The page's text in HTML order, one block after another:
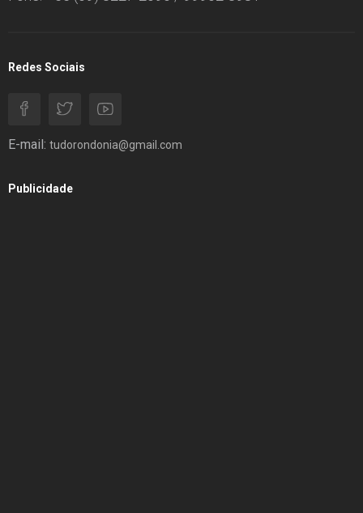
Redes Sociais
E-mail: tudorondonia@gmail.com
Publicidade